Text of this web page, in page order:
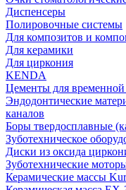
Диспенсеры
Полировочные системы
Для композитов и
Для керамики
Для циркония
KENDA
Цементы для
Эндодонтические
каналов
Боры твердосплавные
Зуботехническое
Диски из оксида
Зуботехнические
Керамические массы